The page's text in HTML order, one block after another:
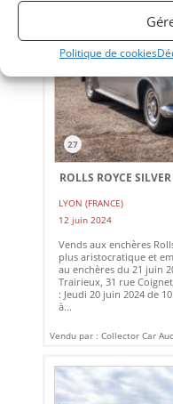
Politique de cookies
27
ROLLS ROYCE
LYON (FRANCE)
12 juin 2024
Vends aux enchères
plus aristocratique et
au enchères du 21 juin
Trairieux, 31 rue
: Jeudi 20 juin 2024 de
à...
Vendu par : Collector Car